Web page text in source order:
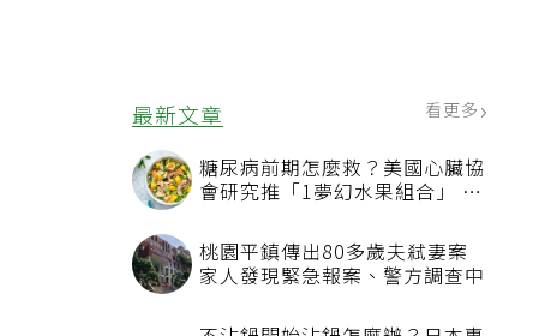
最新文章 看更多
糖尿病前期怎麼救？美國心臟協
會研究推「1夢幻水果組合」 酪
桃園平鎮傳出80多歲夫弒妻案
家人發現緊急報案、警方調查中